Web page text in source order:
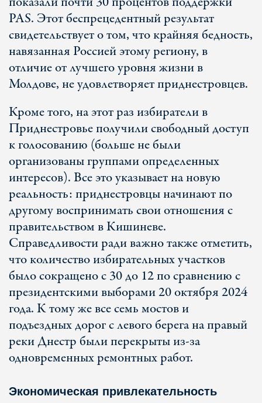
PAS. Этот беспрецедентный результат
свидетельствует о том, что крайняя бедность,
навязанная Россией этому региону, в
отличие от лучшего уровня жизни в
Молдове, не удовлетворяет приднестровцев.
Кроме того, на этот раз избиратели в
Приднестровье получили свободный доступ
к голосованию (больше не были
организованы группами определенных
интересов). Все это указывает на новую
реальность: приднестровцы начинают по
другому воспринимать свои отношения с
правительством в Кишиневе.
Справедливости ради важно также отметить,
что количество избирательных участков
было сокращено с 30 до 12 по сравнению с
президентскими выборами 20 октября 2024
года. К тому же все семь мостов и
подъездных дорог с левого берега на правый
реки Днестр были перекрыты из-за
одновременных ремонтных работ.
Экономическая привлекательность